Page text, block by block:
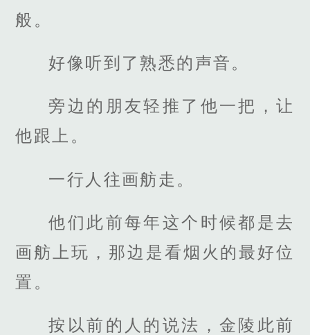
般。
好像听到了熟悉的声音。
旁边的朋友轻推了他一把，让
他跟上。
一行人往画舫走。
他们此前每年这个时候都是去
画舫上玩，那边是看烟火的最好位
置。
按以前的人的说法，金陵此前